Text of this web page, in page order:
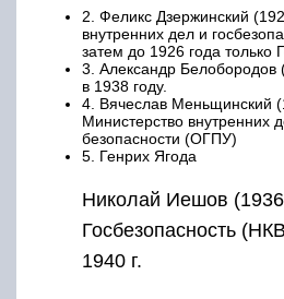
2. Феликс Дзержинский
внутренних дел и
затем до 1926 года только
3. Александр Белобородов
в 1938 году.
4. Вячеслав Меньщинский
Министерство внутренних
безопасности (ОГПУ)
5. Генрих Ягода
Николай Иешов
Госбезопасность
1940 г.